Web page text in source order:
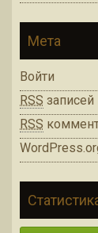
Мета
Войти
RSS записей
RSS